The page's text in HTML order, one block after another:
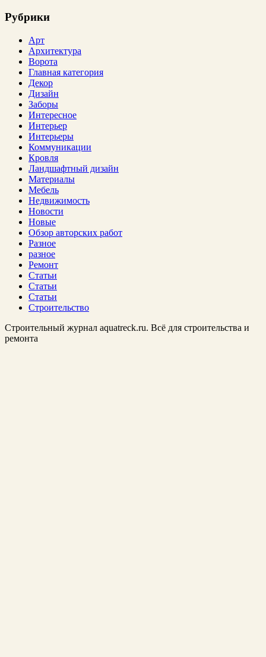
Рубрики
Арт
Архитектура
Ворота
Главная категория
Декор
Дизайн
Заборы
Интересное
Интерьер
Интерьеры
Коммуникации
Кровля
Ландшафтный дизайн
Материалы
Мебель
Недвижимость
Новости
Новые
Обзор авторских работ
Разное
разное
Ремонт
Статьи
Статьи
Статьи
Строительство
Строительный журнал aquatreck.ru. Всё для строительства и
ремонта